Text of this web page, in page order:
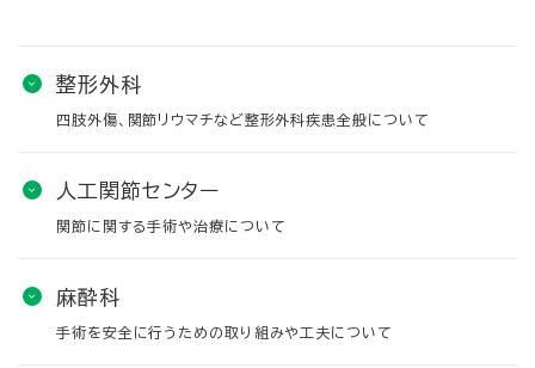
整形外科
四肢外傷、関節リウマチなど整形外科疾患全般について
人工関節センター
関節に関する手術や治療について
麻酔科
手術を安全に行うための取り組みや工夫について